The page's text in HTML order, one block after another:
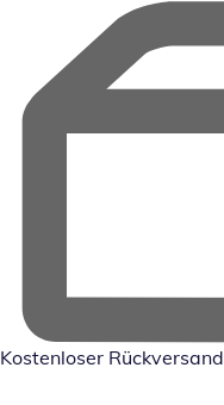
Kostenloser Rückversand